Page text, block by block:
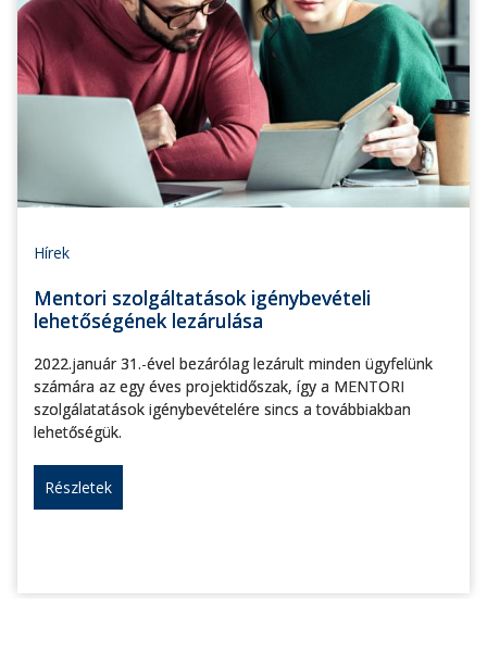
Hírek
Mentori szolgáltatások igénybevételi
lehetőségének lezárulása
2022.január 31.-ével bezárólag lezárult minden ügyfelünk
számára az egy éves projektidőszak, így a MENTORI
szolgálatatások igénybevételére sincs a továbbiakban
lehetőségük.
Részletek